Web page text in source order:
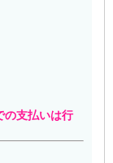
支払いは行